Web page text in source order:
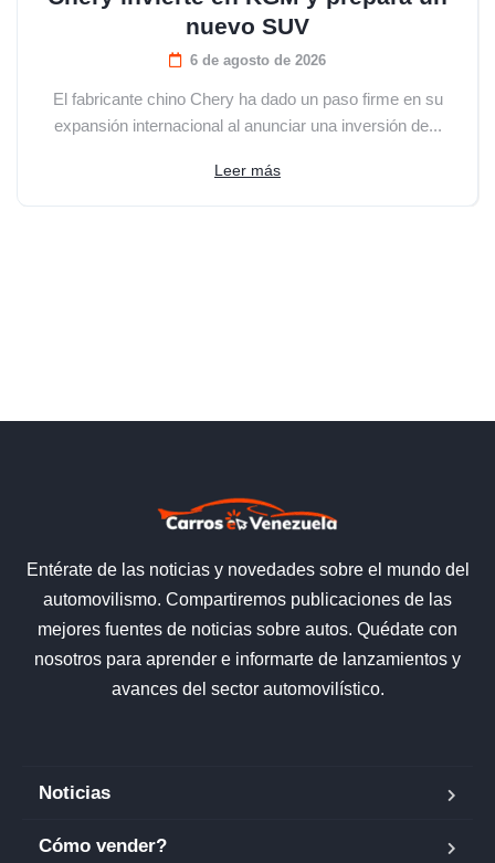
nuevo SUV
6 de agosto de 2026
El fabricante chino Chery ha dado un paso firme en su
expansión internacional al anunciar una inversión de...
Leer más
Entérate de las noticias y novedades sobre el mundo del
automovilismo. Compartiremos publicaciones de las
mejores fuentes de noticias sobre autos. Quédate con
nosotros para aprender e informarte de lanzamientos y
avances del sector automovilístico.
Noticias
Cómo vender?